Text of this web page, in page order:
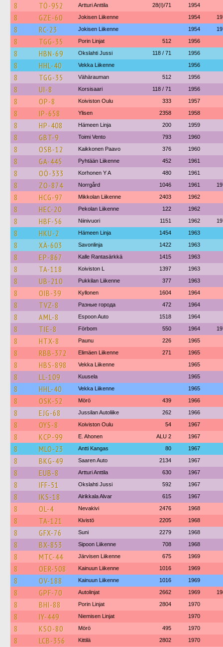
8 TÖ-952 Artturi Anttila 28(I)/71 1954
8 GZE-60 Jokisen Liikenne 1954
8 RC-23 Jokisen Liikenne 1954
8 TGG-35 Porin Linjat 512 1956
8 HBN-69 Okslahti Jussi 118 / 71 1956
8 HHL-40 Vekka Liikenne 1956
8 TGG-35 Vähärauman 512 1956
8 UI-8 Korsisaari 118 / 71 1956
8 OP-8 Koiviston Oulu 333 1957
8 IP-658 Ylisen 2358 1958
8 HP-408 Hämeen Linja 200 1959
8 GBT-9 Toimi Vento 793 1960
8 OSB-12 Kaikkonen Paavo 376 1960
8 GA-445 Pyhtään Liikenne 452 1961
8 OÖ-333 Korhonen Y A 480 1961
8 ZO-874 Norrgård 1046 1961
8 HCG-97 Mikkolan Liikenne 2403 1962
8 HEC-20 Pekolan Liikenne 122 1962
8 HBF-56 Niinivuori 1151 1962
8 HKU-2 Hämeen Linja 1454 1963
8 XÄ-603 Savonlinja 1422 1963
8 EP-867 Kalle Rantasärkkä 1415 1963
8 TA-118 Koiviston L 1397 1963
8 UB-210 Pukkilan Liikenne 377 1963
8 OIB-39 Kyllonen 1604 1964
8 TVZ-8 Разные города 472 1964
8 AML-8 Espoon Auto 1518 1964
8 TIE-8 Förbom 550 1964
8 HTX-8 Paunu 226 1965
8 RBB-372 Elimäen Liikenne 271 1965
8 HBS-898 Vekka Liikenne 1965
8 LL-109 Kuusela 1965
8 HHL-40 Vekka Liikenne 1965
8 OSK-52 Mörö 439 1966
8 EJG-68 Jussilan Autoliike 262 1966
8 OYS-8 Koiviston Oulu 54 1967
8 KCP-99 E. Ahonen ALU 2 1967
8 MLO-23 Antti Kangas 80 1967
8 BKG-49 Saaren Auto 2134 1967
8 EUB-8 Artturi Anttila 630 1967
8 IFF-51 Okslahti Jussi 592 1967
8 IKS-18 Airikkala Alvar 615 1967
8 OL-4 Nevakivi 2476 1968
8 TA-121 Kivistö 2205 1968
8 GFX-76 Suni 2279 1968
8 BX-853 Sipoon Liikenne 708 1968
8 MTC-44 Järvisen Liikenne 675 1969
8 OER-508 Kainuun Liikenne 1016 1969
8 OV-188 Kainuun Liikenne 1016 1969
8 GPF-70 Autolinjat 2662 1969
8 BHI-88 Porin Linjat 2804 1970
8 IY-449 Niemisen Linjat 1970
8 KSO-80 Mörö 495 1970
8 LCB-356 Kittilä 2802 1970